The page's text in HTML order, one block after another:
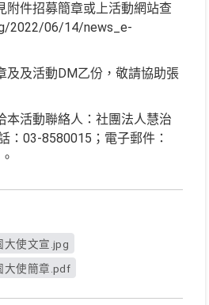
附件招募簡章或上活動網站查
2022/06/14/news_e-
及及活動DM乙份，敬請協助張
本活動聯絡人：社團法人慧治
：03-8580015；電子郵件：
大使文宣.jpg
大使簡章.pdf